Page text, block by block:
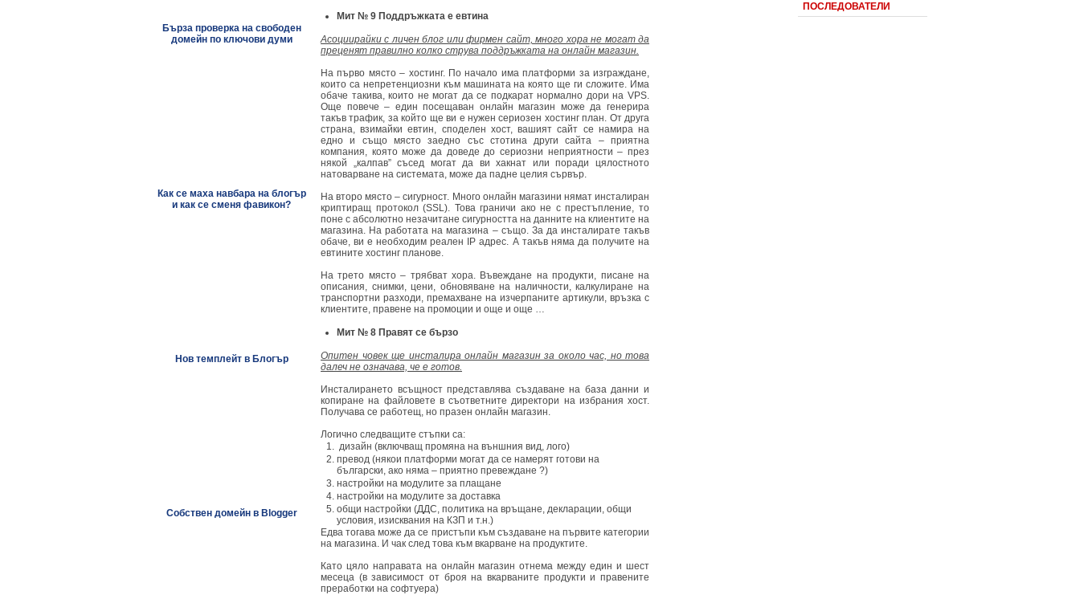
Бърза проверка на свободен
домейн по ключови думи
Как се маха навбара на блогър
и как се сменя фавикон?
Нов темплейт в Блогър
Собствен домейн в Blogger
Мит № 9 Поддръжката е евтина
Асоциирайки с личен блог или фирмен сайт, много хора не могат да
преценят правилно колко струва поддръжката на онлайн магазин.
На първо място – хостинг. По начало има платформи за изграждане,
които са непретенциозни към машината на която ще ги сложите. Има
обаче такива, които не могат да се подкарат нормално дори на VPS.
Още повече – един посещаван онлайн магазин може да генерира
такъв трафик, за който ще ви е нужен сериозен хостинг план. От друга
страна, взимайки евтин, споделен хост, вашият сайт се намира на
едно и също място заедно със стотина други сайта – приятна
компания, която може да доведе до сериозни неприятности – през
някой „калпав” съсед могат да ви хакнат или поради цялостното
натоварване на системата, може да падне целия сървър.
На второ място – сигурност. Много онлайн магазини нямат инсталиран
криптиращ протокол (SSL). Това граничи ако не с престъпление, то
поне с абсолютно незачитане сигурността на данните на клиентите на
магазина. На работата на магазина – също. За да инсталирате такъв
обаче, ви е необходим реален IP адрес. А такъв няма да получите на
евтините хостинг планове.
На трето място – трябват хора. Въвеждане на продукти, писане на
описания, снимки, цени, обновяване на наличности, калкулиране на
транспортни разходи, премахване на изчерпаните артикули, връзка с
клиентите, правене на промоции и още и още …
Мит № 8 Правят се бързо
Опитен човек ще инсталира онлайн магазин за около час, но това
далеч не означава, че е готов.
Инсталирането всъщност представлява създаване на база данни и
копиране на файловете в съответните директори на избрания хост.
Получава се работещ, но празен онлайн магазин.
Логично следващите стъпки са:
дизайн (включващ промяна на външния вид, лого)
превод (някои платформи могат да се намерят готови на
български, ако няма – приятно превеждане ?)
настройки на модулите за плащане
настройки на модулите за доставка
общи настройки (ДДС, политика на връщане, декларации, общи
условия, изисквания на КЗП и т.н.)
Едва тогава може да се пристъпи към създаване на първите категории
на магазина. И чак след това към вкарване на продуктите.
Като цяло направата на онлайн магазин отнема между един и шест
месеца (в зависимост от броя на вкарваните продукти и правените
преработки на софтуера)
ПОСЛЕДОВАТЕЛИ